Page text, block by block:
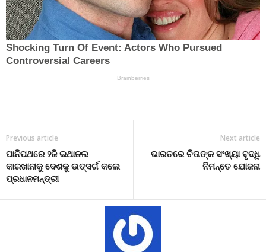
Previous article
ପାନିପଥରେ ୨ଜି ଇଥାନଲ
କାରଖାନାକୁ ଦେଶକୁ ଉତ୍ସର୍ଗ କଲେ
ପ୍ରଧାନମନ୍ତ୍ରୀ
Next article
ଭାରତରେ ଚିତାଙ୍କ ସଂଖ୍ୟା ବୃଦ୍ଧି
ନିମନ୍ତେ ଯୋଜନା